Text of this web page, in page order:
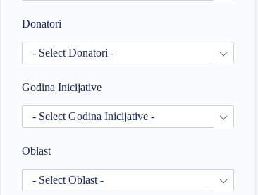
Donatori
- Select Donatori -
Godina Inicijative
- Select Godina Inicijative -
Oblast
- Select Oblast -